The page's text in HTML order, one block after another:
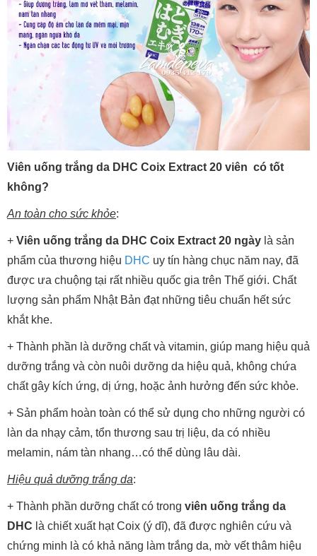
Viên uống trắng da DHC Coix Extract 20 viên có tốt
không?
An toàn cho sức khỏe:
+ Viên uống trắng da DHC Coix Extract 20 ngày là sản
phẩm của thương hiệu DHC uy tín hàng chục năm nay, đã
được ưa chuộng tại rất nhiều quốc gia trên Thế giới. Chất
lượng sản phẩm Nhật Bản đạt những tiêu chuẩn hết sức
khắt khe.
+ Thành phần là dưỡng chất và vitamin, giúp mang hiệu quả
dưỡng trắng và còn nuôi dưỡng da hiệu quả, không chứa
chất gây kích ứng, dị ứng, hoặc ảnh hưởng đến sức khỏe.
+ Sản phẩm hoàn toàn có thể sử dụng cho những người có
làn da nhạy cảm, tổn thương sau trị liệu, da có nhiều
melamin, nám tàn nhang…có thể dùng lâu dài.
Hiệu quả dưỡng trắng da:
+ Thành phần dưỡng chất có trong viên uống trắng da
DHC là chiết xuất hạt Coix (ý dĩ), đã được nghiên cứu và
chứng minh là có khả năng làm trắng da, mờ vết thâm hiệu